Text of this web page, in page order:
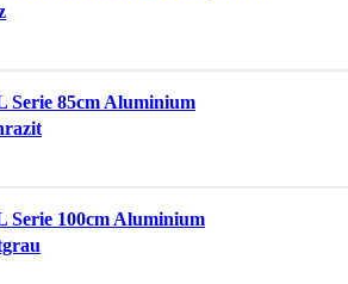
Serie 85cm Aluminium
Serie 100cm Aluminium